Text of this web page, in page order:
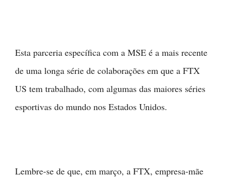
Esta parceria específica com a MSE é a mais recente
de uma longa série de colaborações em que a FTX
US tem trabalhado, com algumas das maiores séries
esportivas do mundo nos Estados Unidos.
Lembre-se de que, em março, a FTX, empresa-mãe